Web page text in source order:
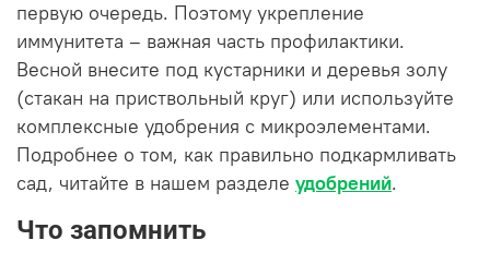
первую очередь. Поэтому укрепление
иммунитета – важная часть профилактики.
Весной внесите под кустарники и деревья золу
(стакан на приствольный круг) или используйте
комплексные удобрения с микроэлементами.
Подробнее о том, как правильно подкармливать
сад, читайте в нашем разделе удобрений.
Что запомнить